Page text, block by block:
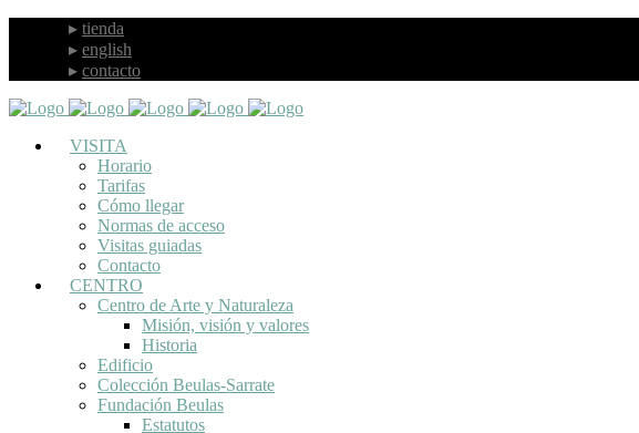
tienda
english
contacto
VISITA
Horario
Tarifas
Cómo llegar
Normas de acceso
Visitas guiadas
Contacto
CENTRO
Centro de Arte y Naturaleza
Misión, visión y valores
Historia
Edificio
Colección Beulas-Sarrate
Fundación Beulas
Estatutos